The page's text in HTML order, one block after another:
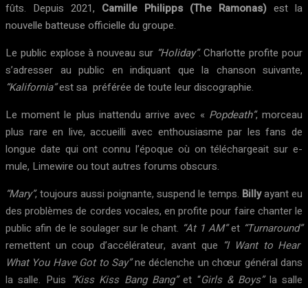
fûts. Depuis 2021, Camille Philipps (The Ramonas) est la
nouvelle batteuse officielle du groupe.
Le public explose à nouveau sur “Holiday”. Charlotte profite pour
s’adresser au public en indiquant que la chanson suivante,
“Kalifornia”est sa préférée de toute leur discographie.
Le moment le plus inattendu arrive avec « Popdeath”, morceau
plus rare en live, accueilli avec enthousiasme par les fans de
longue date qui ont connu l’époque où on téléchargeait sur e-
mule, Limewire ou tout autres forums obscurs.
“Mary”, toujours aussi poignante, suspend le temps. Billyayant eu
des problèmes de cordes vocales, en profite pour faire chanter le
public afin de le soulager sur le chant. “At 1 AM”et “Turnaround”
remettent un coup d’accélérateur, avant que “I Want to Hear
What You Have Got to Say”ne déclenche un chœur général dans
la salle. Puis “Kiss Kiss Bang Bang”et “Girls & Boys” la salle